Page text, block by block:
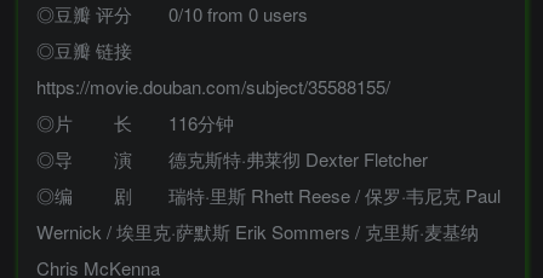
◎豆瓣 评分 0/10 from 0 users
◎豆瓣 链接
https://movie.douban.com/subject/35588155/
◎片 长 116分钟
◎导 演 德克斯特·弗莱彻 Dexter Fletcher
◎编 剧 瑞特·里斯 Rhett Reese / 保罗·韦尼克 Paul
Wernick / 埃里克·萨默斯 Erik Sommers / 克里斯·麦基纳
Chris McKenna